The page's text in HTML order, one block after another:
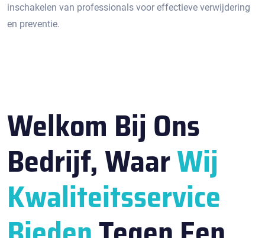
inschakelen van professionals voor effectieve verwijdering
en preventie.​
Welkom Bij Ons
Bedrijf, WaarWij
Kwaliteitsservice